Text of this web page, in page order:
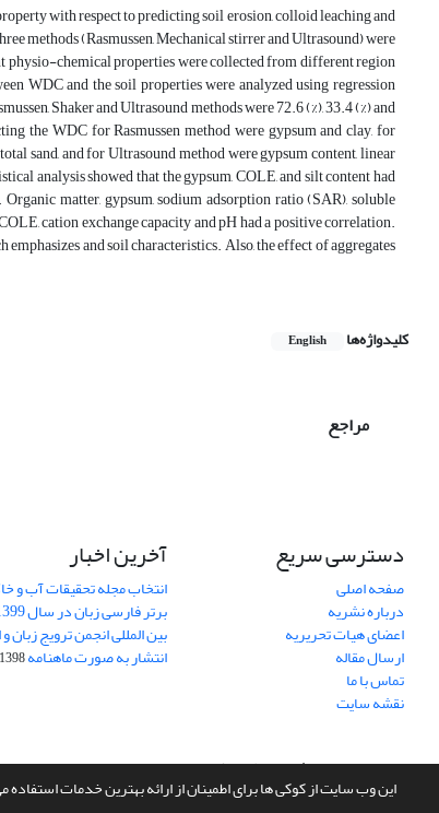
این وب سایت از کوکی ها برای اطمینان از ارائه بهترین خدمات استفاده
with respect to predicting soil erosion, colloid leaching and
methods (Rasmussen, Mechanical stirrer and Ultrasound) were
physio-chemical properties were collected from different region
WDC and the soil properties were analyzed using regression
Shaker and Ultrasound methods were 72.6 (%), 33.4 (%) and
the WDC for Rasmussen method were gypsum and clay, for
sand, and for Ultrasound method were gypsum content, linear
analysis showed that the gypsum, COLE, and silt content had
matter, gypsum, sodium adsorption ratio (SAR), soluble
cation exchange capacity and pH had a positive correlation.
and soil characteristics. Also, the effect of aggregates
کلیدواژه‌ها English
مراجع
دسترسی سریع
صفحه اصلی
درباره نشریه
اعضای هیات تحریریه
ارسال مقاله
تماس با ما
نقشه سایت
آخرین اخبار
انتخاب مجله تحقیقات آب و
بین المللی انجمن ترویج
انتشار به صورت ماهنامه03-27
سامانه مدیریت نشریات علمی.طراحی و پیاده سازی ازسیناوب